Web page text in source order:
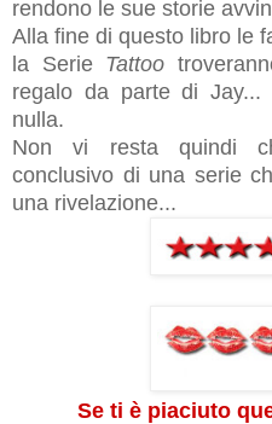
rendono le sue storie
Alla fine di questo libro le
la Serie Tattoo
regalo da parte di
nulla.
Non vi resta quindi
conclusivo di una serie
una rivelazione...
Se ti è piaciuto